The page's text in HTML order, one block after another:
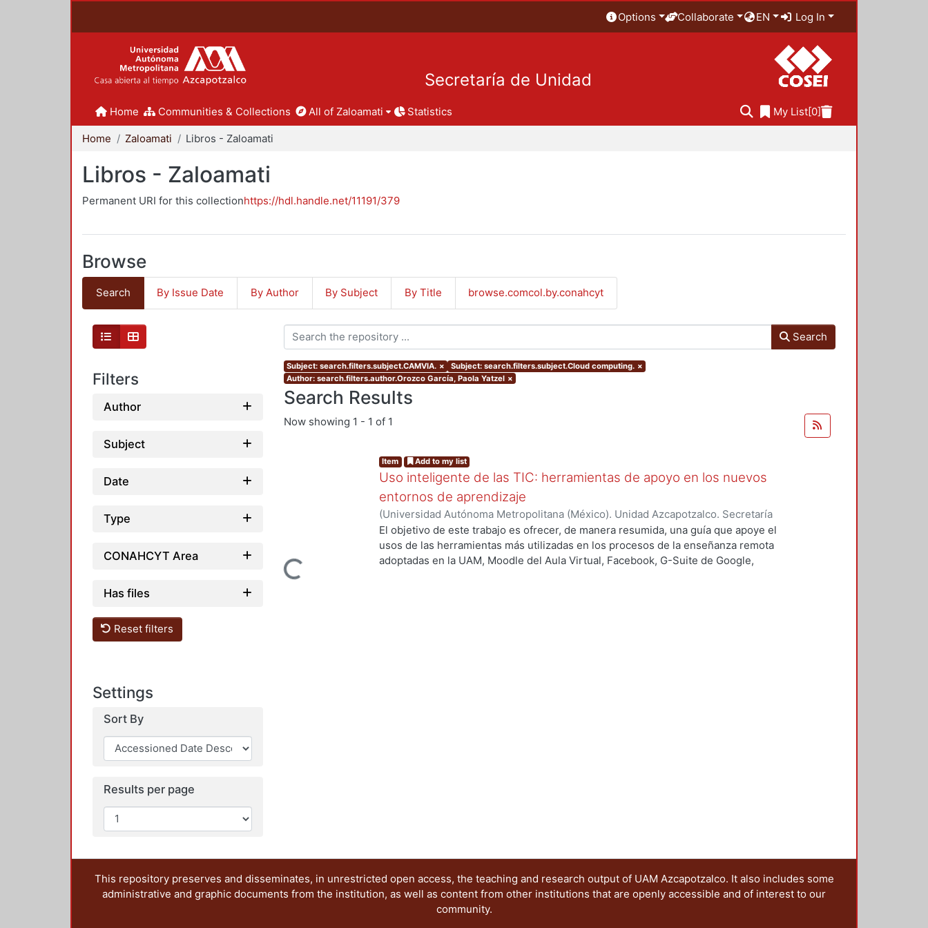
Options Collaborate EN Log In
Secretaría de Unidad
Home Communities & Collections All of Zaloamati Statistics My List[0]
Home Zaloamati Libros - Zaloamati
Libros - Zaloamati
Permanent URI for this collectionhttps://hdl.handle.net/11191/379
Browse
Search By Issue Date By Author By Subject By Title browse.comcol.by.conahcyt
Filters
Author
Subject
Date
Type
CONAHCYT Area
Has files
Reset filters
Settings
Sort By
Results per page
Search
Subject: search.filters.subject.CAMVIA. × Subject: search.filters.subject.Cloud computing. ×
Author: search.filters.author.Orozco García, Paola Yatzel ×
Search Results
Now showing 1 - 1 of 1
Loading...
Item Add to my list
Uso inteligente de las TIC: herramientas de apoyo en los nuevos
entornos de aprendizaje
(Universidad Autónoma Metropolitana (México). Unidad Azcapotzalco. Secretaría
Académica.,2021) García Castro, María Beatriz;Orozco García, Paola Yatzel;Puga
García, Merary Denny;Martínez Morales, Mercedes Isabel;Alvarado Hernández,
Alejandra; Tarango de la Torre, Juan Carlos
El objetivo de este trabajo es ofrecer, de manera resumida, una guía que apoye el
usos de las herramientas más utilizadas en los procesos de la enseñanza remota
adoptadas en la UAM, Moodle del Aula Virtual, Facebook, G-Suite de Google,
This repository preserves and disseminates, in unrestricted open access, the teaching and research output of UAM Azcapotzalco. It also includes some
administrative and graphic documents from the institution, as well as content from other institutions that are openly accessible and of interest to our
community.